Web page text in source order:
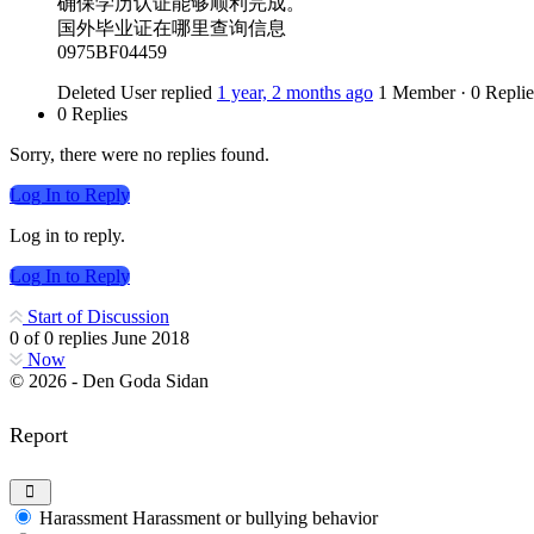
国外毕业证在哪里查询信息
0975BF04459
Deleted User replied 1 year, 2 months ago 1 Member · 0
0 Replies
Sorry, there were no replies found.
Log In to Reply
Log in to reply.
Log In to Reply
Start of Discussion
0 of0 replies June 2018
Now
© 2026 - Den Goda Sidan
Report
Harassment Harassment or bullying behavior